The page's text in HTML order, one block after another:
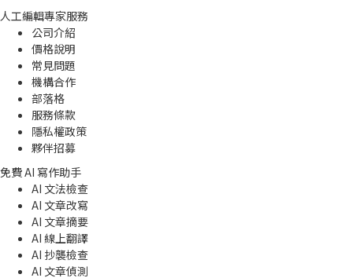
人工編輯專家服務
公司介紹
價格說明
常見問題
機構合作
部落格
服務條款
隱私權政策
夥伴招募
免費 AI 寫作助手
AI 文法檢查
AI 文章改寫
AI 文章摘要
AI 線上翻譯
AI 抄襲檢查
AI 文章偵測